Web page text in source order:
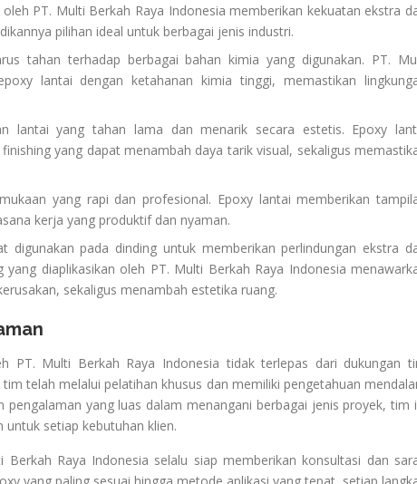
PT. Multi Berkah Raya Indonesia memberikan kekuatan ekstra
pilihan ideal untuk berbagai jenis industri.
tahan terhadap berbagai bahan kimia yang digunakan. PT.
lantai dengan ketahanan kimia tinggi, memastikan
lantai yang tahan lama dan menarik secara estetis. Epoxy
yang dapat menambah daya tarik visual, sekaligus
yang rapi dan profesional. Epoxy lantai memberikan
kerja yang produktif dan nyaman.
digunakan pada dinding untuk memberikan perlindungan ekstra
diaplikasikan oleh PT. Multi Berkah Raya Indonesia
sekaligus menambah estetika ruang.
PT. Multi Berkah Raya Indonesia tidak terlepas dari dukungan
telah melalui pelatihan khusus dan memiliki pengetahuan
yang luas dalam menangani berbagai jenis proyek, tim
setiap kebutuhan klien.
Raya Indonesia selalu siap memberikan konsultasi dan